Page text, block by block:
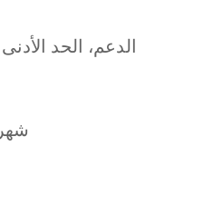
الدعم، الحد الأدنى
10000-